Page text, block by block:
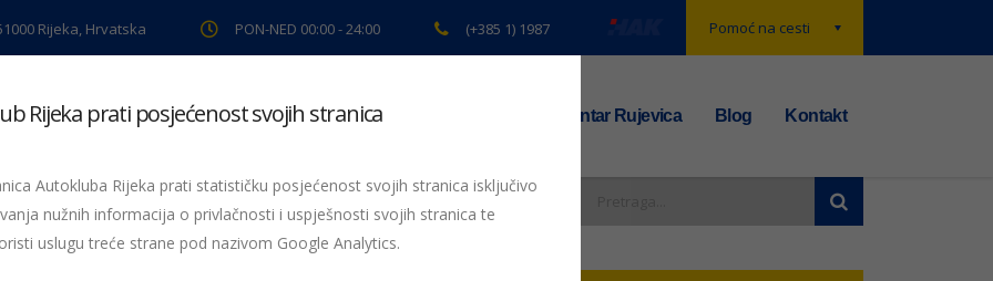
Pomoć na cesti
Rijeka, Hrvatska PON-NED 00:00 - 24:00 (+385 1) 1987
pregled Pomoć na cesti Servis Preventiva TS centar Rujevica Blog Kontakt
vožnju
ljetnih, visoke temperature i užarena cesta isto nosi svoje.
Rijeka prati posjećenost svojih stranica
Autokluba Rijeka prati statističku posjećenost svojih stranica isključivo
nužnih informacija o privlačnosti i uspješnosti svojih stranica te
uslugu treće strane pod nazivom Google Analytics.